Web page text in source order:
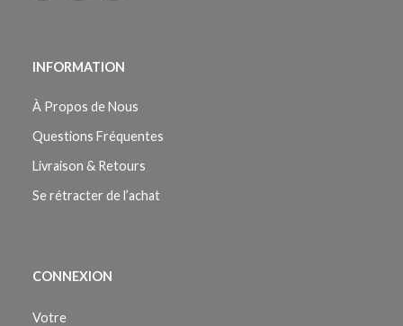
INFORMATION
À Propos de Nous
Questions Fréquentes
Livraison & Retours
Se rétracter de l’achat
CONNEXION
Votre